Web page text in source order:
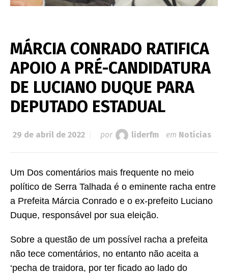
MÁRCIA CONRADO RATIFICA
APOIO A PRÉ-CANDIDATURA
DE LUCIANO DUQUE PARA
DEPUTADO ESTADUAL
29 de abril de 2022 por liderfm em Notícias
Um Dos comentários mais frequente no meio
político de Serra Talhada é o eminente racha entre
a Prefeita Márcia Conrado e o ex-prefeito Luciano
Duque, responsável por sua eleição.
Sobre a questão de um possível racha a prefeita
não tece comentários, no entanto não aceita a
‘pecha de traidora, por ter ficado ao lado do